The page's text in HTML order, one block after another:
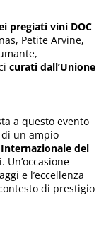
pregiati vini DOC
Petite Arvine,
curati dall’Unione
a questo evento
un ampio
del
e l’eccellenza
di prestigio